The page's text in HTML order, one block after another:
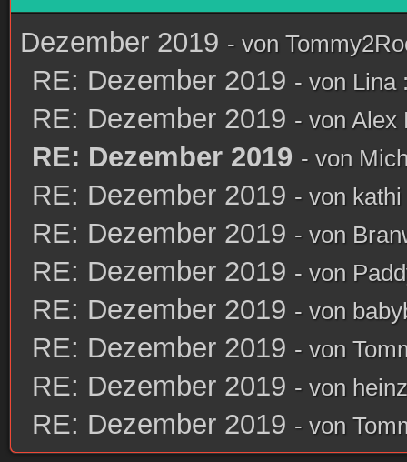
Dezember 2019 - von
RE: Dezember 2019 - von Lina
RE: Dezember 2019 - von Alex
RE: Dezember 2019 - von
RE: Dezember 2019 - von kathi
RE: Dezember 2019 - von
RE: Dezember 2019 - von
RE: Dezember 2019 - von
RE: Dezember 2019 - von
RE: Dezember 2019 - von
RE: Dezember 2019 - von